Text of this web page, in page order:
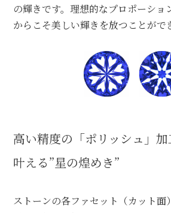
の輝きです。 理想的なプロポーショ
から こそ美しい輝きを放つことがで
高い精度の「ポリッシュ」
叶える”星の煌めき”
ストーンの各ファセット（カット面